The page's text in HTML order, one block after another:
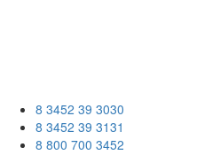
8 3452 39 3030
8 3452 39 3131
8 800 700 3452